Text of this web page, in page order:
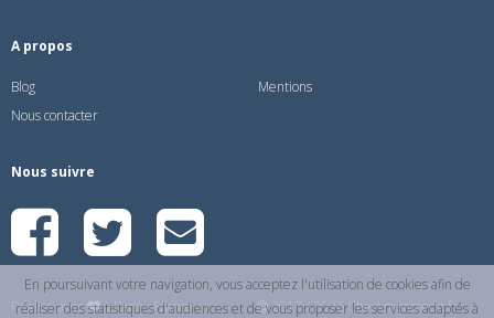
En poursuivant votre navigation, vous acceptez l'utilisation de cookies afin de
réaliser des statistiques d'audiences et de vous proposer les services adaptés à
A propos
Blog
Mentions
Nous contacter
Nous suivre
Réalisé avec à Paris - France 2017 / 2026 Checkmoncredit.fr